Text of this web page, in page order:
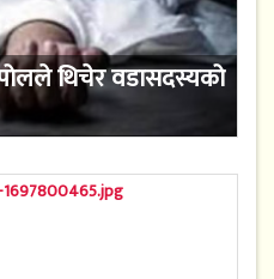
थिचेर वडासदस्यको